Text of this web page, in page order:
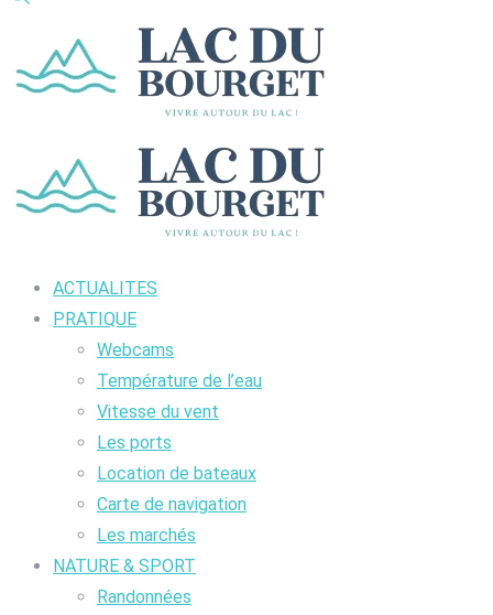
ACTUALITES
PRATIQUE
Webcams
Température de l’eau
Vitesse du vent
Les ports
Location de bateaux
Carte de navigation
Les marchés
NATURE & SPORT
Randonnées